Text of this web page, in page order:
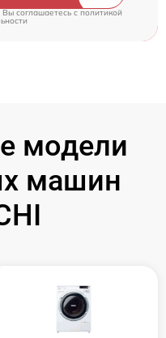
Вы соглашаетесь cполитикой
модели
машин